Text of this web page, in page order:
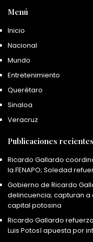
Menú
Inicio
Nacional
Mundo
Entretenimiento
Querétaro
Sinaloa
Veracruz
Publicaciones recientes
Ricardo Gallardo
la FENAPO; Soledad
Gobierno de Ricardo
delincuencia; capturan a
capital potosina
Ricardo Gallardo
Luis Potosí apuesta por